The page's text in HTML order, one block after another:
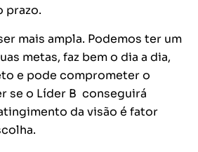
prazo.
mais ampla. Podemos ter um
metas, faz bem o dia a dia,
e pode comprometer o
se o Líder B conseguirá
da visão é fator